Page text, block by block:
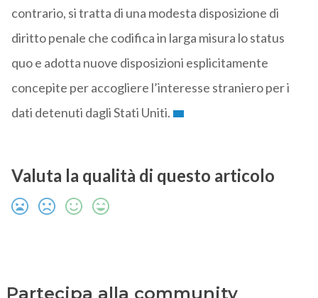
contrario, si tratta di una modesta disposizione di
diritto penale che codifica in larga misura lo status
quo e adotta nuove disposizioni esplicitamente
concepite per accogliere l’interesse straniero per i
dati detenuti dagli Stati Uniti.
Valuta la qualità di questo articolo
Partecipa alla community